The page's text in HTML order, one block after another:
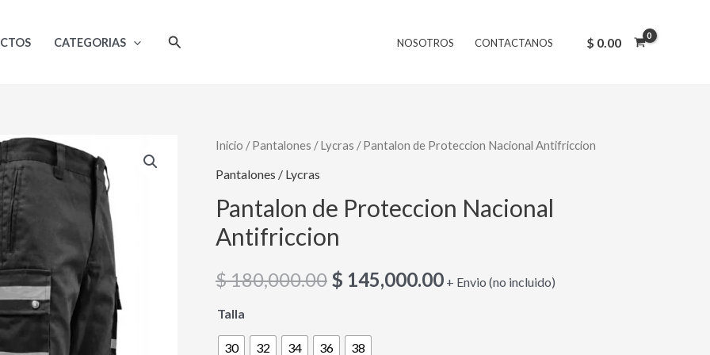
CATEGORIAS Buscar NOSOTROS CONTACTANOS $ 0.00
Inicio /Pantalones / Lycras / Pantalon de Proteccion Nacional Antifriccion
Pantalones / Lycras
Pantalon de Proteccion Nacional
Antifriccion
$180,000.00
El
original
$ 180,000.00.
$ 145,000.00
El
actual
$ 145,000.00.
+ Envio (no incluido)
Talla
30 32 34 36 38
Pantalon
de
Nacional
Antifriccion
$ 180,000.00.$ 145,000.00.